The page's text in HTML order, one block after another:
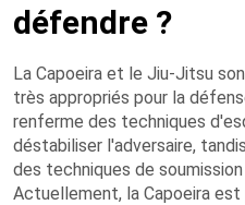
défendre ?
La Capoeira et le Jiu-Jitsu
très appropriés pour la
renferme des techniques
déstabiliser l'adversaire,
des techniques de
Actuellement, la Capoeira